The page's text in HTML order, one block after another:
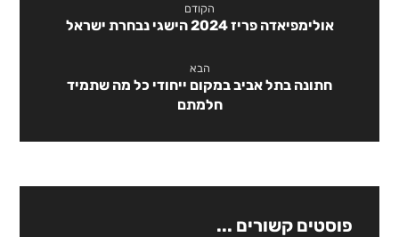
הקודם
אולימפיאדה פריז 2024 הישגי נבחרת ישראל
הבא
חתונה בתל אביב במקום ייחודי כל מה שתמיד
חלמתם
פוסטים קשורים ...